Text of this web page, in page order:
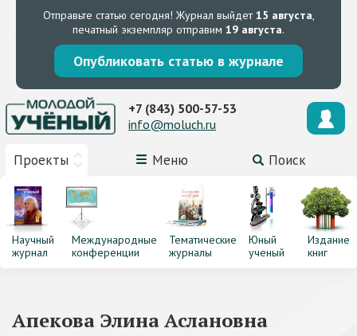
Отправьте статью сегодня! Журнал выйдет15 августа,
печатный экземпляр отправим 19 августа.
Опубликовать статью в журнале
Проекты Меню Поиск
+7 (843) 500-57-53
info@moluch.ru
Научный
журнал
Международные
конференции
Тематические
журналы
Юный
ученый
Издание
книг
Апекова Элина Аслановна